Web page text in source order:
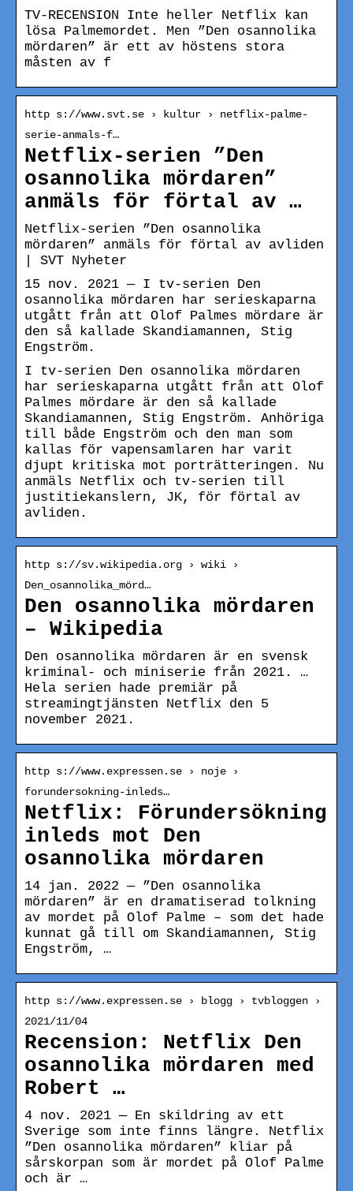
TV-RECENSION Inte heller Netflix kan
lösa Palmemordet. Men ”Den osannolika
mördaren” är ett av höstens stora
måsten av f
http s://www.svt.se › kultur › netflix-palme-
serie-anmals-f…
Netflix-serien ”Den
osannolika mördaren”
anmäls för förtal av …
Netflix-serien ”Den osannolika
mördaren” anmäls för förtal av avliden
| SVT Nyheter
15 nov. 2021 — I tv-serien Den
osannolika mördaren har serieskaparna
utgått från att Olof Palmes mördare är
den så kallade Skandiamannen, Stig
Engström.
I tv-serien Den osannolika mördaren
har serieskaparna utgått från att Olof
Palmes mördare är den så kallade
Skandiamannen, Stig Engström. Anhöriga
till både Engström och den man som
kallas för vapensamlaren har varit
djupt kritiska mot porträtteringen. Nu
anmäls Netflix och tv-serien till
justitiekanslern, JK, för förtal av
avliden.
http s://sv.wikipedia.org › wiki ›
Den_osannolika_mörd…
Den osannolika mördaren
– Wikipedia
Den osannolika mördaren är en svensk
kriminal- och miniserie från 2021. …
Hela serien hade premiär på
streamingtjänsten Netflix den 5
november 2021.
http s://www.expressen.se › noje ›
forundersokning-inleds…
Netflix: Förundersökning
inleds mot Den
osannolika mördaren
14 jan. 2022 — ”Den osannolika
mördaren” är en dramatiserad tolkning
av mordet på Olof Palme – som det hade
kunnat gå till om Skandiamannen, Stig
Engström, …
http s://www.expressen.se › blogg › tvbloggen ›
2021/11/04
Recension: Netflix Den
osannolika mördaren med
Robert …
4 nov. 2021 — En skildring av ett
Sverige som inte finns längre. Netflix
”Den osannolika mördaren” kliar på
sårskorpan som är mordet på Olof Palme
och är …